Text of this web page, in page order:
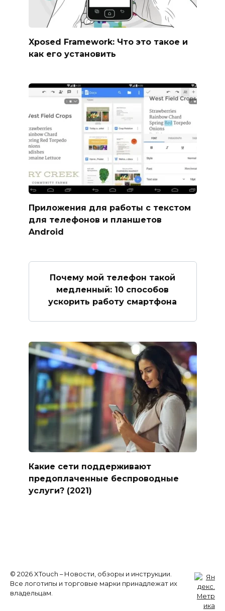
Xposed Framework: Что это такое и
как его установить
Приложения для работы с текстом
для телефонов и планшетов
Android
Почему мой телефон такой
медленный: 10 способов
ускорить работу смартфона
Какие сети поддерживают
предоплаченные беспроводные
услуги? (2021)
© 2026 XTouch – Новости, обзоры и инструкции.
Все логотипы и торговые марки принадлежат их
владельцам.